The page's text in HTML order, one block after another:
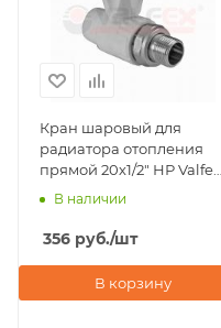
Кран шаровый для
радиатора отопления
прямой 20х1/2" НР Valfex,
серый
В наличии
356 руб./шт
В корзину